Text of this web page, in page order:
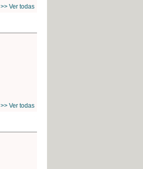
>> Ver todas
>> Ver todas